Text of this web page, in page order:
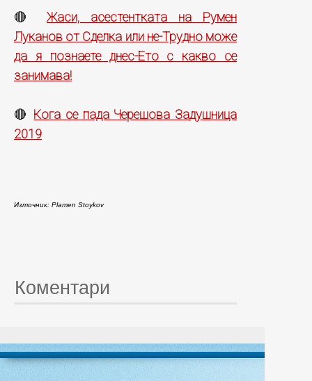
🔴 Жаси, асестентката на Румен
Луканов от Сделка или не-Трудно може
да я познаете днес-Ето с какво се
занимава!
🔴 Кога се пада Черешова Задушница
2019
Източник: Plamen Stoykov
Коментари